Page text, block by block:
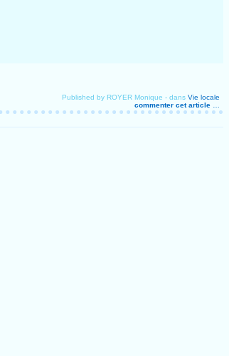
Published by ROYER Monique -dans Vie locale
commenter cet article